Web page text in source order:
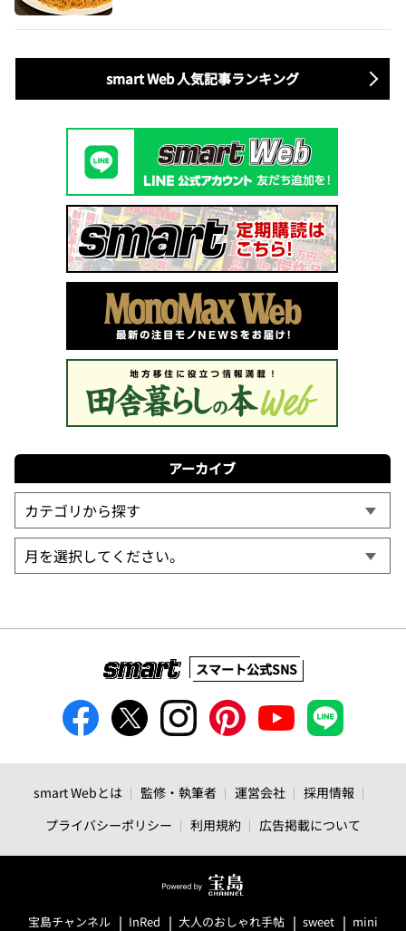
smart Web 人気記事ランキング
アーカイブ
スマート公式SNS
smart Webとは 監修・執筆者 運営会社
採用情報
プライバシーポリシー
利用規約 広告掲載について
宝島チャンネル InRed 大人のおしゃれ手帖 sweet mini